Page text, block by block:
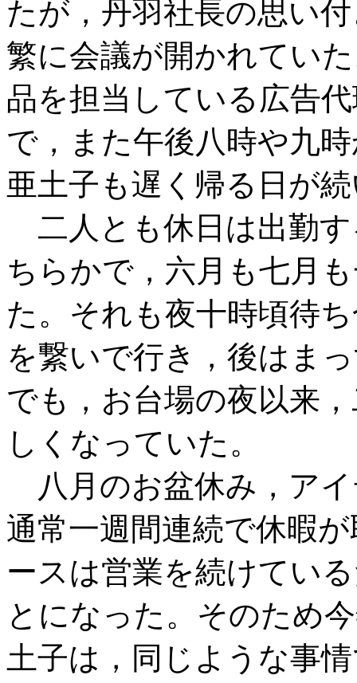
たが，丹羽社長の思い
繁に会議が開かれてい
品を担当している広告
で，また午後八時や九
亜土子も遅く帰る日が
二人とも休日は出勤
ちらかで，六月も七月
た。それも夜十時頃待
を繋いで行き，後はま
でも，お台場の夜以来
しくなっていた。
八月のお盆休み，ア
通常一週間連続で休暇
ースは営業を続けてい
とになった。そのため
土子は，同じような事